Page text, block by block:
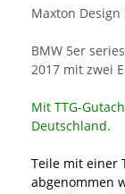
Maxton
BMW 5er
2017 mit zwei
Mit TTG-
Deutschland.
Teile mit einer
abgenommen